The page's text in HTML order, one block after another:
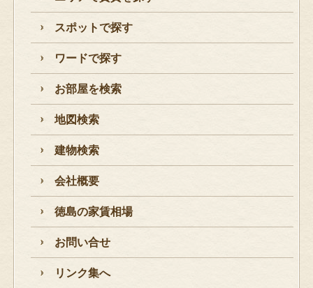
スポットで探す
ワードで探す
お部屋を検索
地図検索
建物検索
会社概要
徳島の家賃相場
お問い合せ
リンク集へ